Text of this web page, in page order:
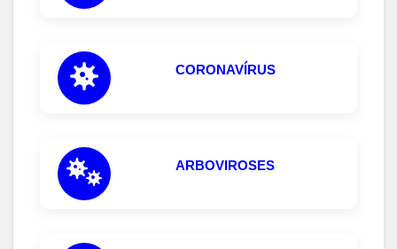
CORONAVÍRUS
ARBOVIROSES